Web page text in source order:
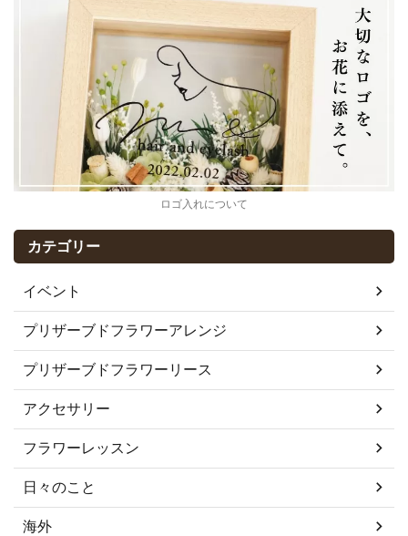
ロゴ入れについて
カテゴリー
イベント
プリザーブドフラワーアレンジ
プリザーブドフラワーリース
アクセサリー
フラワーレッスン
日々のこと
海外